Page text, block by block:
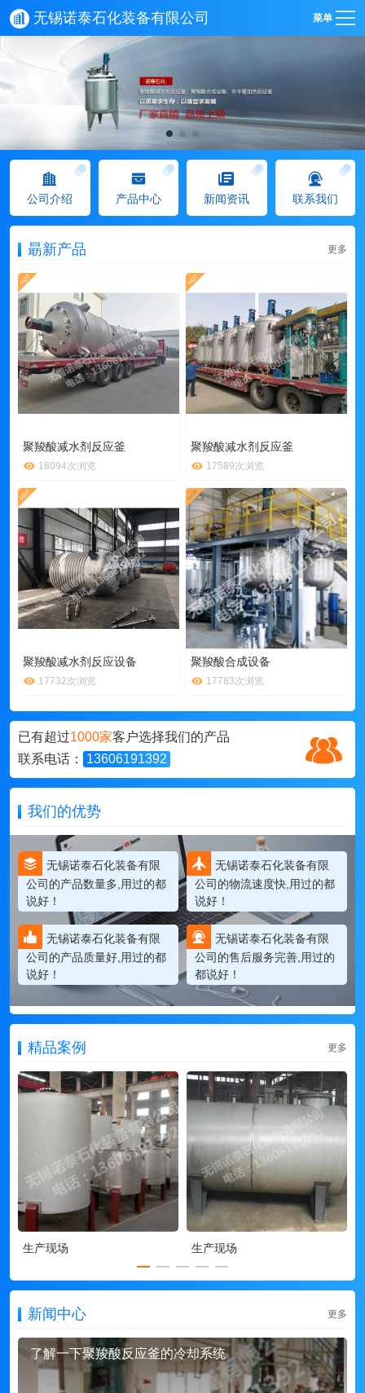
无锡诺泰石化装备有限公司 菜单
公司介绍 产品中心 新闻资讯 联系我们
朂新产品 更多
聚羧酸减水剂反应釜
18094次浏览
聚羧酸减水剂反应釜
17589次浏览
聚羧酸减水剂反应设备
17732次浏览
聚羧酸合成设备
17783次浏览
已有超过1000家客户选择我们的产品
联系电话：
13606191392
我们的优势
无锡诺泰石化装备有限
公司的产品数量多,用过的都
说好！
无锡诺泰石化装备有限
公司的物流速度快,用过的都
说好！
无锡诺泰石化装备有限
公司的产品质量好,用过的都
说好！
无锡诺泰石化装备有限
公司的售后服务完善,用过的
都说好！
精品案例 更多
生产现场 生产现场
新闻中心 更多
了解一下聚羧酸反应釜的冷却系统